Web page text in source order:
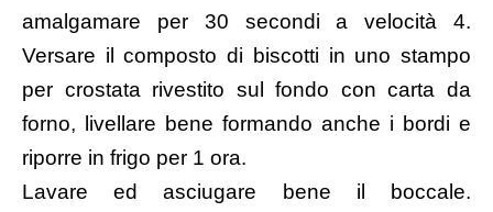
amalgamare per 30 secondi a velocità 4.
Versare il composto di biscotti in uno stampo
per crostata rivestito sul fondo con carta da
forno, livellare bene formando anche i bordi e
riporre in frigo per 1 ora.
Lavare ed asciugare bene il boccale.